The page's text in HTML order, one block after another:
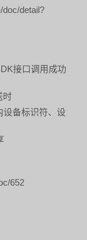
doc/detail?
接口调用成功
时
设备标识符、设
652